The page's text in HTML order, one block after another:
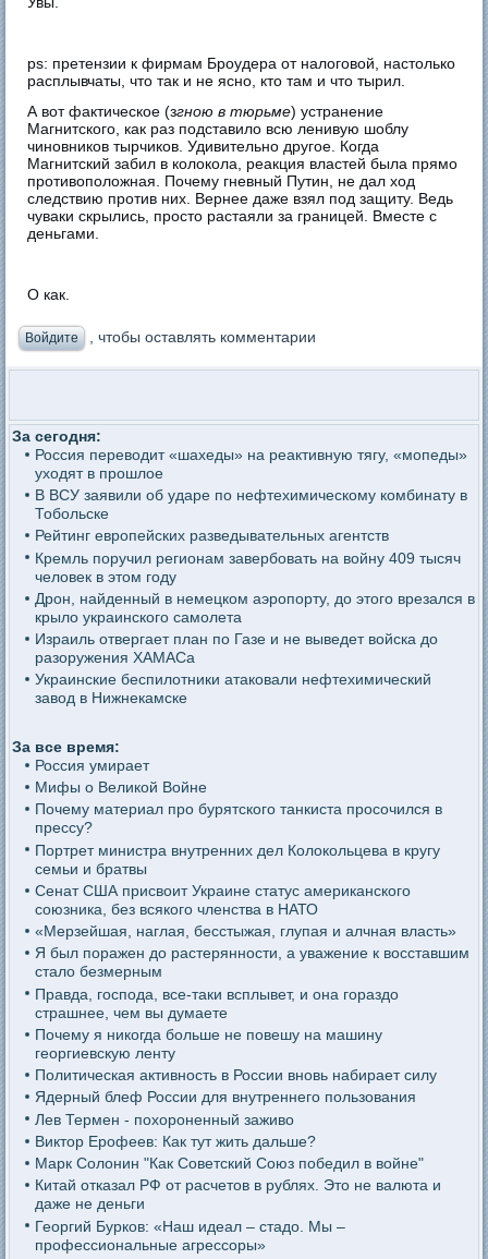
ps: претензии к фирмам Броудера от налоговой, настолько
расплывчаты, что так и не ясно, кто там и что тырил.
А вот фактическое (згною в тюрьме) устранение
Магнитского, как раз подставило всю ленивую шоблу
чиновников тырчиков. Удивительно другое. Когда
Магнитский забил в колокола, реакция властей была прямо
противоположная. Почему гневный Путин, не дал ход
следствию против них. Вернее даже взял под защиту. Ведь
чуваки скрылись, просто растаяли за границей. Вместе с
деньгами.
О как.
Войдите , чтобы оставлять комментарии
За сегодня:
Россия переводит «шахеды» на реактивную тягу, «мопеды»
уходят в прошлое
В ВСУ заявили об ударе по нефтехимическому комбинату в
Тобольске
Рейтинг европейских разведывательных агентств
Кремль поручил регионам завербовать на войну 409 тысяч
человек в этом году
Дрон, найденный в немецком аэропорту, до этого врезался в
крыло украинского самолета
Израиль отвергает план по Газе и не выведет войска до
разоружения ХАМАСа
Украинские беспилотники атаковали нефтехимический
завод в Нижнекамске
За все время:
Россия умирает
Мифы о Великой Войне
Почему материал про бурятского танкиста просочился в
прессу?
Портрет министра внутренних дел Колокольцева в кругу
семьи и братвы
Сенат США присвоит Украине статус американского
союзника, без всякого членства в НАТО
«Мерзейшая, наглая, бесстыжая, глупая и алчная власть»
Я был поражен до растерянности, а уважение к восставшим
стало безмерным
Правда, господа, все-таки всплывет, и она гораздо
страшнее, чем вы думаете
Почему я никогда больше не повешу на машину
георгиевскую ленту
Политическая активность в России вновь набирает силу
Ядерный блеф России для внутреннего пользования
Лев Термен - похороненный заживо
Виктор Ерофеев: Как тут жить дальше?
Марк Солонин "Как Советский Союз победил в войне"
Китай отказал РФ от расчетов в рублях. Это не валюта и
даже не деньги
Георгий Бурков: «Наш идеал – стадо. Мы –
профессиональные агрессоры»